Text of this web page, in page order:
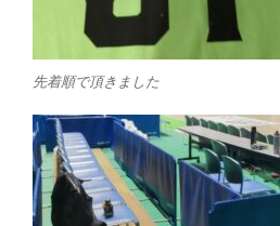
先着順で頂きました